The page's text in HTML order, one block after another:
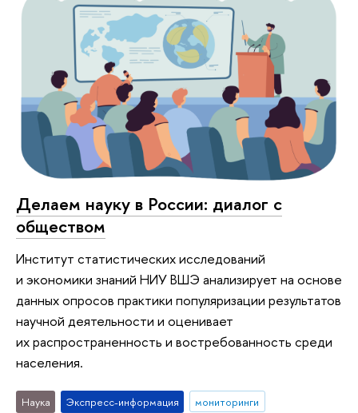
Делаем науку в России: диалог с
обществом
Институт статистических исследований
и экономики знаний НИУ ВШЭ анализирует на основе
данных опросов практики популяризации результатов
научной деятельности и оценивает
их распространенность и востребованность среди
населения.
Наука Экспресс-информация
мониторинги